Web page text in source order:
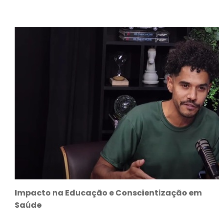
Impacto na Educação e Conscientização em
Saúde